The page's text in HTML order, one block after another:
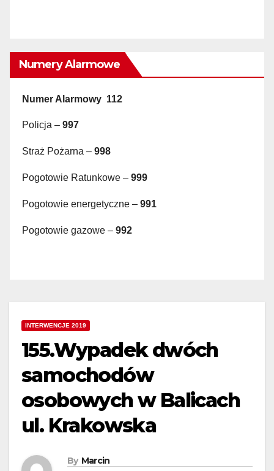
Numery Alarmowe
Numer Alarmowy 112
Policja – 997
Straż Pożarna – 998
Pogotowie Ratunkowe – 999
Pogotowie energetyczne – 991
Pogotowie gazowe – 992
INTERWENCJE 2019
155.Wypadek dwóch
samochodów
osobowych w Balicach
ul. Krakowska
By Marcin